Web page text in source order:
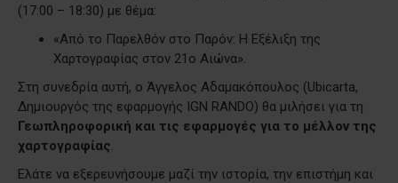
(17:00 – 18:30) με θέμα:
«Από το Παρελθόν στο Παρόν: Η Εξέλιξη της
Χαρτογραφίας στον 21ο Αιώνα».
Στη συνεδρία αυτή, ο Άγγελος Αδαμακόπουλος (Ubicarta,
Δημιουργός της εφαρμογής IGN RANDO) θα μιλήσει για τη
Γεωπληροφορική και τις εφαρμογές για το μέλλον της
χαρτογραφίας
Ελάτε να εξερευνήσουμε μαζί την ιστορία, την επιστήμη και